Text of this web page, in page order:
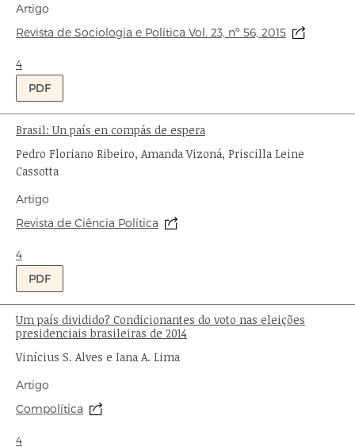
Tipo
publicação:
Artigo
Origem:
Revista de Sociologia e Política Vol. 23, nº 56, 2015
Ondas:
4
PDF
Título:
Brasil: Un país en compás de espera
Autor:
Pedro Floriano Ribeiro, Amanda Vizoná, Priscilla Leine
Cassotta
Tipo
publicação:
Artigo
Origem:
Revista de Ciência Política
Ondas:
4
PDF
Título:
Um país dividido? Condicionantes do voto nas eleições
presidenciais brasileiras de 2014
Autor:
Vinícius S. Alves e Iana A. Lima
Tipo
publicação:
Artigo
Origem:
Compolítica
Ondas:
4